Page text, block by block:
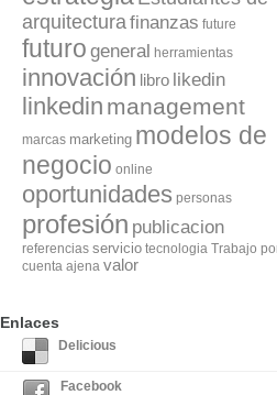
arquitectura finanzas future
futuro general herramientas
innovación libro likedin
linkedin management
marcas marketing modelos de
negocio online
oportunidades personas
profesión publicacion
referencias servicio tecnologia Trabajo
cuenta ajena valor
Enlaces
Delicious
Facebook